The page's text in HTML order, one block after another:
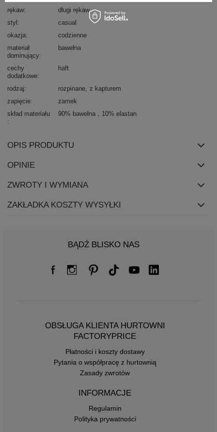
rękaw
długi rękaw
styl
casual
okazja
codzienne
materiał
dominujący
bawełna
cechy
dodatkowe
haft
rodzaj rozpinane
z kapturem
zapięcie
zamek
skład materiału
90% bawełna 10% elastan
OPIS PRODUKTU
OPINIE
ZWROTY I WYMIANA
ZAKŁADKA KOSZTY WYSYŁKI
BĄDŹ BLISKO NAS
OBSŁUGA KLIENTA HURTOWNI
FACTORYPRICE
Płatności i koszty dostawy
Pytania o współpracę z hurtownią
Zasady zwrotów
INFORMACJE
Regulamin
Polityka prywatności